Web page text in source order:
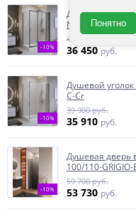
-10%
Душевой уголок
NERO
40 500 руб.
36 450 руб.
-10%
Душевой уголок
C-Cr
39 900 руб.
35 910 руб.
-10%
Душевая дверь
100/110-GRIGIO-
59 700 руб.
53 730 руб.
Понятно